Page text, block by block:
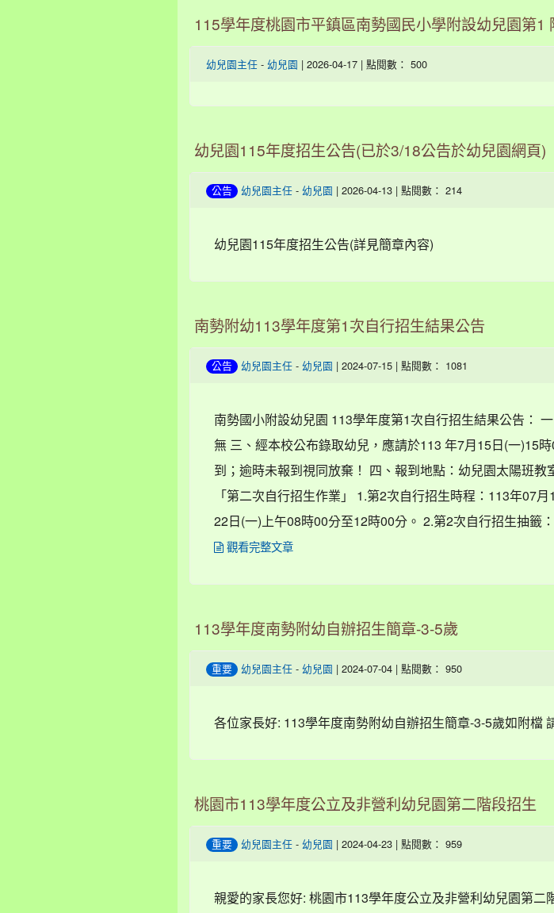
115學年度桃園市平鎮區南勢國民小學附設幼兒園第1
幼兒園主任 - 幼兒園 | 2026-04-17 | 點閱數： 500
幼兒園115年度招生公告(已於3/18公告於幼兒園網頁)
公告 幼兒園主任 - 幼兒園 | 2026-04-13 | 點閱數： 214
幼兒園115年度招生公告(詳見簡章內容)
南勢附幼113學年度第1次自行招生結果公告
公告 幼兒園主任 - 幼兒園 | 2024-07-15 | 點閱數： 1081
南勢國小附設幼兒園 113學年度第1次自行招生結果公告：
無 三、經本校公布錄取幼兒，應請於113 年7月15日(一)15
到；逾時未報到視同放棄！ 四、報到地點：幼兒園太陽班
「第二次自行招生作業」 1.第2次自行招生時程：113年07
22日(一)上午08時00分至12時00分。 2.第2次自行招生抽籤
觀看完整文章
113學年度南勢附幼自辦招生簡章-3-5歲
重要 幼兒園主任 - 幼兒園 | 2024-07-04 | 點閱數： 950
各位家長好: 113學年度南勢附幼自辦招生簡章-3-5歲如附檔
桃園市113學年度公立及非營利幼兒園第二階段招生
重要 幼兒園主任 - 幼兒園 | 2024-04-23 | 點閱數： 959
親愛的家長您好: 桃園市113學年度公立及非營利幼兒園第